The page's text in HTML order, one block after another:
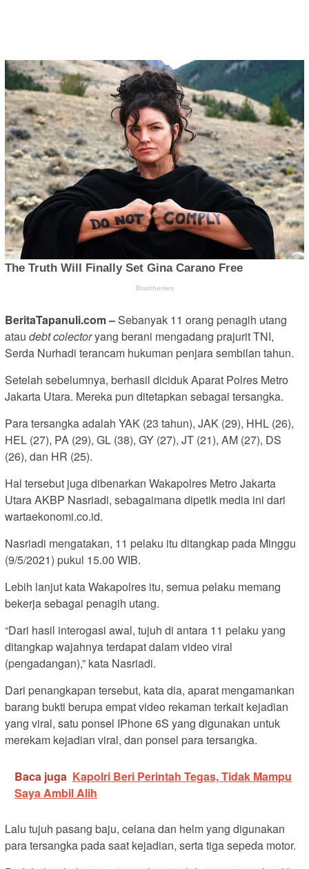
BeritaTapanuli.com –Sebanyak 11 orang penagih utang
atau debt colectoryang berani mengadang prajurit TNI,
Serda Nurhadi terancam hukuman penjara sembilan tahun.
Setelah sebelumnya, berhasil diciduk Aparat Polres Metro
Jakarta Utara. Mereka pun ditetapkan sebagai tersangka.
Para tersangka adalah YAK (23 tahun), JAK (29), HHL (26),
HEL (27), PA (29), GL (38), GY (27), JT (21), AM (27), DS
(26), dan HR (25).
Hal tersebut juga dibenarkan Wakapolres Metro Jakarta
Utara AKBP Nasriadi, sebagaimana dipetik media ini dari
wartaekonomi.co.id.
Nasriadi mengatakan, 11 pelaku itu ditangkap pada Minggu
(9/5/2021) pukul 15.00 WIB.
Lebih lanjut kata Wakapolres itu, semua pelaku memang
bekerja sebagai penagih utang.
“Dari hasil interogasi awal, tujuh di antara 11 pelaku yang
ditangkap wajahnya terdapat dalam video viral
(pengadangan),” kata Nasriadi.
Dari penangkapan tersebut, kata dia, aparat mengamankan
barang bukti berupa empat video rekaman terkait kejadian
yang viral, satu ponsel IPhone 6S yang digunakan untuk
merekam kejadian viral, dan ponsel para tersangka.
Baca juga Kapolri Beri Perintah Tegas, Tidak Mampu
Saya Ambil Alih
Lalu tujuh pasang baju, celana dan helm yang digunakan
para tersangka pada saat kejadian, serta tiga sepeda motor.